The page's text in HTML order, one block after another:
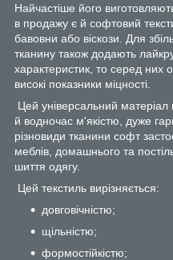
Найчастіше його
в продажу є й софтовий
бавовни або віскози. Для
тканину також додають
характеристик, то серед них
високі показники міцності.
Цей універсальний матеріал
й водночас м'якістю, дуже
різновиди тканини софт
меблів, домашнього та
шиття одягу.
Цей текстиль вирізняється:
довговічністю;
щільністю;
формостійкістю;